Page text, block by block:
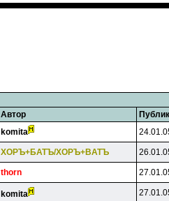
Автор
komita
XOPЪ+БATЪ/XOPЪ+BATЪ
thorn
komita